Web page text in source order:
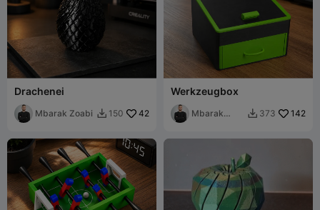
Drachenei
Mbarak Zoabi  150 42
Werkzeugbox
Mbarak
 373 142